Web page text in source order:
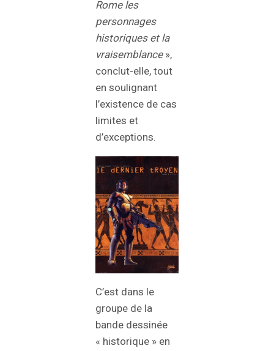
Rome les
personnages
historiques et la
vraisemblance»,
conclut-elle, tout
en soulignant
l’existence de cas
limites et
d’exceptions.
C’est dans le
groupe de la
bande dessinée
« historique » en